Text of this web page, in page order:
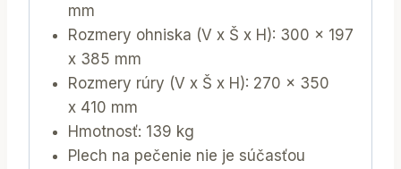
mm
Rozmery ohniska (V x Š x H): 300 x 197
x 385 mm
Rozmery rúry (V x Š x H): 270 x 350
x 410 mm
Hmotnosť: 139 kg
Plech na pečenie nie je súčasťou